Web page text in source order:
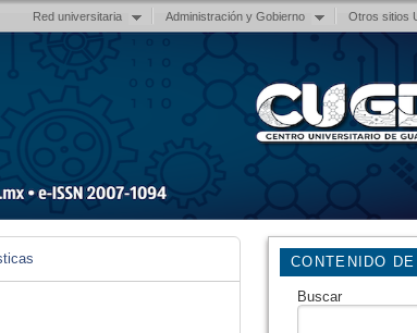
Red universitaria Administración y Gobierno Otros sitios
CONTENIDO
Buscar